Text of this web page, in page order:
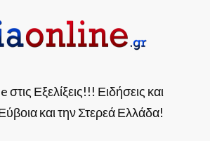
στις Εξελίξεις!!! Ειδήσεις και
και την Στερεά Ελλάδα!